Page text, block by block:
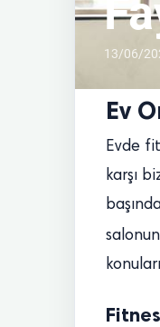
13/06/
Ev
Evde
karşı